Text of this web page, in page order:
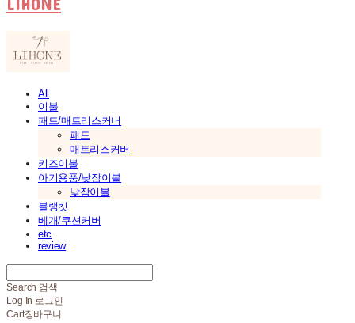
All
이불
패드/매트리스커버
패드
매트리스커버
키즈이불
아기용품/낮잠이불
낮잠이불
블랭킷
베개/쿠션커버
etc
review
Search 검색
Log In 로그인
Cart장바구니